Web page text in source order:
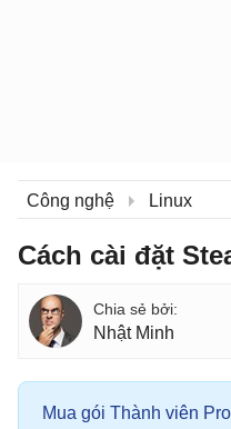
Công nghệ Linux
Cách cài đặt
Nhật Minh
Mua gói Thành viên